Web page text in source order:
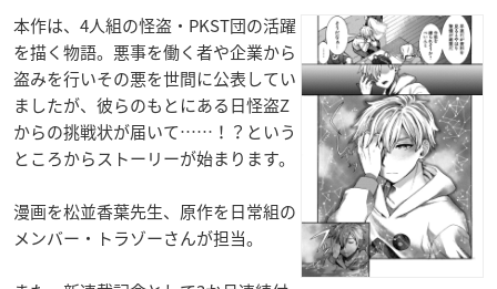
本作は、4人組の怪盗・PKST団の活躍
を描く物語。悪事を働く者や企業から
盗みを行いその悪を世間に公表してい
ましたが、彼らのもとにある日怪盗Z
からの挑戦状が届いて……！？という
ところからストーリーが始まります。
漫画を松並香葉先生、原作を日常組の
メンバー・トラゾーさんが担当。